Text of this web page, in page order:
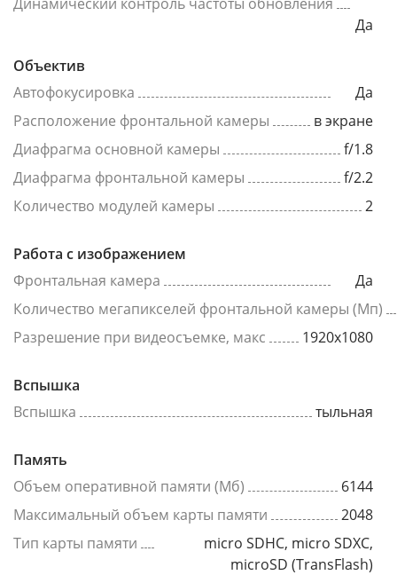
Да
Объектив
Автофокусировка
Да
Расположение фронтальной камеры
в экране
Диафрагма основной камеры
f/1.8
Диафрагма фронтальной камеры
f/2.2
Количество модулей камеры
2
Работа с изображением
Фронтальная камера
Да
Количество мегапикселей фронтальной камеры (Мп)
Разрешение при видеосъемке, макс
1920x1080
Вспышка
Вспышка
тыльная
Память
Объем оперативной памяти (Мб)
6144
Максимальный объем карты памяти
2048
Тип карты памяти
micro SDHC, micro SDXC,
microSD (TransFlash)